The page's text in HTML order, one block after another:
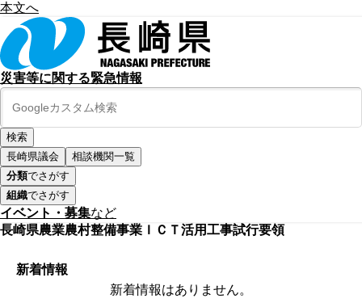
本文へ
災害等に関する緊急情報
長崎県議会
相談機関一覧
分類でさがす
組織でさがす
イベント・募集など
長崎県農業農村整備事業ＩＣＴ活用工事試行要領
新着情報
新着情報はありません。